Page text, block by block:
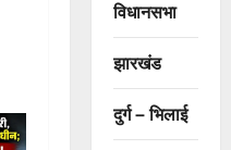
विधानसभा
झारखंड
दुर्ग – भिलाई